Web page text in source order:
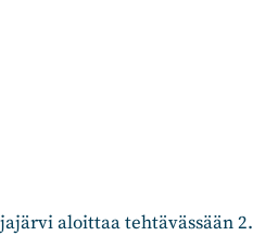
aloittaa tehtävässään 2.